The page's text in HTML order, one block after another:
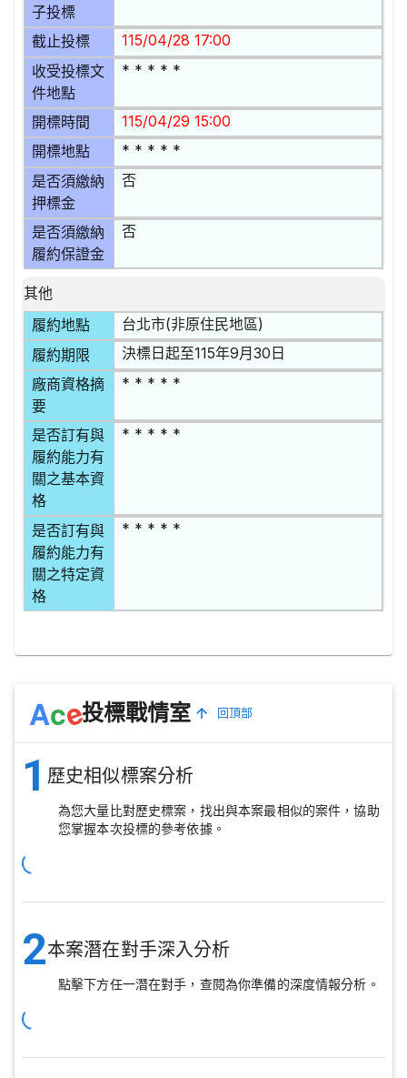
子投標
截止投標 115/04/28 17:00
收受投標文
件地點
* * * * *
開標時間 115/04/29 15:00
開標地點 * * * * *
是否須繳納
押標金
否
是否須繳納
履約保證金
否
其他
履約地點
台北市(非原住民地區)
履約期限 決標日起至115年9月30日
廠商資格摘
要
* * * * *
是否訂有與
履約能力有
關之基本資
格
* * * * *
是否訂有與
履約能力有
關之特定資
格
* * * * *
Ace投標戰情室 回頂部
1 歷史相似標案分析
為您大量比對歷史標案，找出與本案最相似的案件，協助
您掌握本次投標的參考依據。
2本案潛在對手深入分析
點擊下方任一潛在對手，查閱為你準備的深度情報分析。